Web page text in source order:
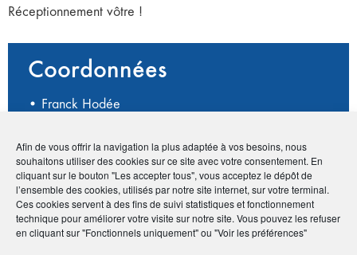
Afin de vous offrir la navigation la plus adaptée à vos besoins, nous
souhaitons utiliser des cookies sur ce site avec votre consentement. En
cliquant sur le bouton "Les accepter tous", vous acceptez le dépôt de
l’ensemble des cookies, utilisés par notre site internet, sur votre terminal.
Ces cookies servent à des fins de suivi statistiques et fonctionnement
technique pour améliorer votre visite sur notre site. Vous pouvez les refuser
en cliquant sur "Fonctionnels uniquement" ou "Voir les préférences"
Réceptionnement vôtre !
Coordonnées
• Franck Hodée
•contact@chapi-chapo.net
•http://www.chapi-chapo.net/
Avantage adhérents